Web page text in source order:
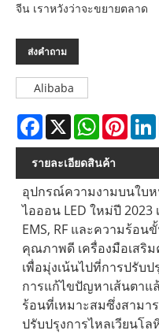
จีน เราหวังว่าจะขยายตลาด
ส่งคำถาม
Alibaba
Facebook
X WhatsApp
รายละเอียดสินค้า
อุปกรณ์ความงามบนใบ
ไอออน LED ใหม่ปี
EMS, RF และความร้อ
คุณภาพดี เครื่องมือเสริม
เพื่อมุ่งเน้นไปที่การปรับ
การแก้ไขปัญหาเส้นตาแ
ร้อนที่เหมาะสมซึ่งสามา
ปรับปรุงการไหลเวียนโ